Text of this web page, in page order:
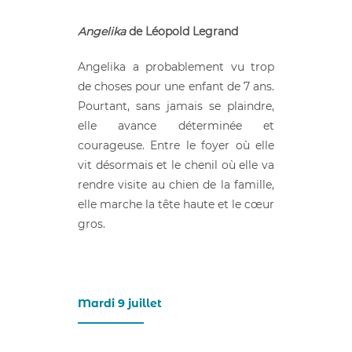
Angelikade Léopold Legrand
Angelika a probablement vu trop
de choses pour une enfant de 7 ans.
Pourtant, sans jamais se plaindre,
elle avance déterminée et
courageuse. Entre le foyer où elle
vit désormais et le chenil où elle va
rendre visite au chien de la famille,
elle marche la tête haute et le cœur
gros.
Mardi 9 juillet